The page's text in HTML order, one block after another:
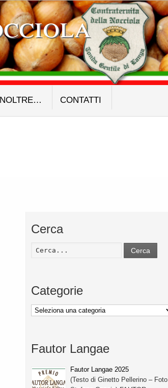
CONTATTI
Cerca
Cerca
Categorie
Categorie
Fautor Langae
Fautor Langae 2025
(Testo di Ginetto Pellerino – Foto